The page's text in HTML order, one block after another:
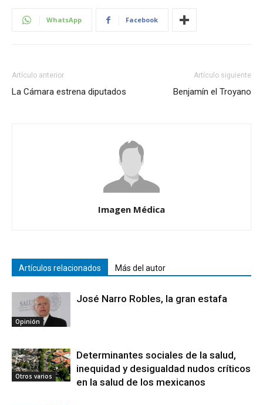
WhatsApp Facebook
Artículo anterior
La Cámara estrena diputados
Artículo siguiente
Benjamín el Troyano
Imagen Médica
Artículos relacionados Más del autor
Opinión
José Narro Robles, la gran estafa
Otros varios
Determinantes sociales de la salud,
inequidad y desigualdad nudos críticos
en la salud de los mexicanos